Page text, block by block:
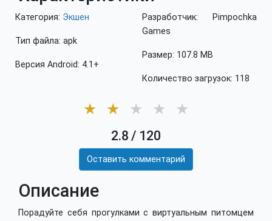
Категория: Экшен
Тип файла: apk
Версия Android: 4.1+
Разработчик: Pimpochka
Games
Размер: 107.8 MB
Количество загрузок: 118
★ ★ ★ ★ ★
2.8 / 120
Оставить комментарий
Описание
Порадуйте себя прогулками с виртуальным питомцем